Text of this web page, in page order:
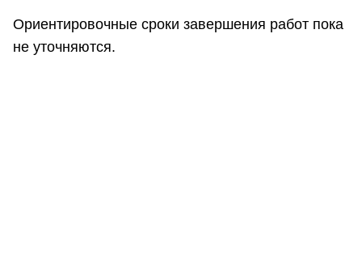
Ориентировочные сроки завершения работ пока
не уточняются.